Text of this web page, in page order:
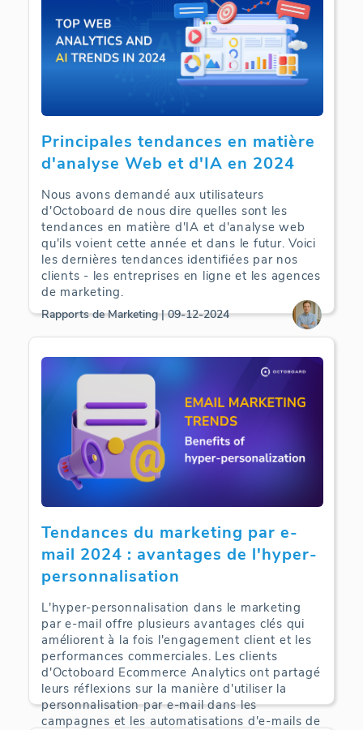
Principales tendances en matière
d'analyse Web et d'IA en 2024
Nous avons demandé aux utilisateurs
d'Octoboard de nous dire quelles sont les
tendances en matière d'IA et d'analyse web
qu'ils voient cette année et dans le futur. Voici
les dernières tendances identifiées par nos
clients - les entreprises en ligne et les agences
de marketing.
Rapports de Marketing | 09-12-2024
Tendances du marketing par e-
mail 2024 : avantages de l'hyper-
personnalisation
L'hyper-personnalisation dans le marketing
par e-mail offre plusieurs avantages clés qui
améliorent à la fois l'engagement client et les
performances commerciales. Les clients
d'Octoboard Ecommerce Analytics ont partagé
leurs réflexions sur la manière d'utiliser la
personnalisation par e-mail dans les
campagnes et les automatisations d'e-mails de